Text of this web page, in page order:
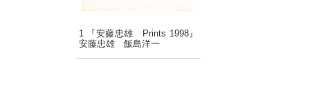
1 『安藤忠雄 Prints 1998』
安藤忠雄 飯島洋一